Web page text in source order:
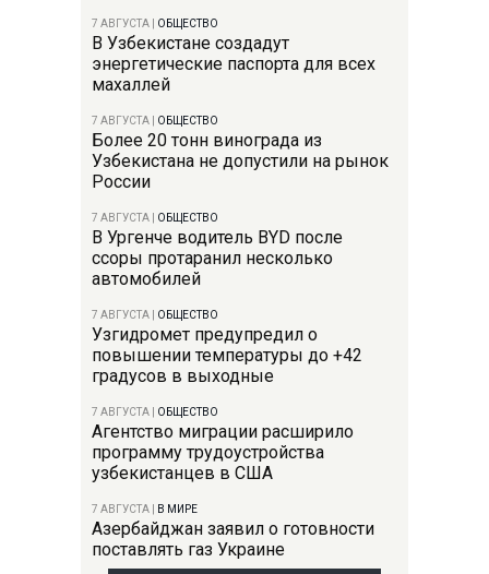
7 АВГУСТА ОБЩЕСТВО
В Узбекистане создадут
энергетические паспорта для всех
махаллей
7 АВГУСТА ОБЩЕСТВО
Более 20 тонн винограда из
Узбекистана не допустили на рынок
России
7 АВГУСТА ОБЩЕСТВО
В Ургенче водитель BYD после
ссоры протаранил несколько
автомобилей
7 АВГУСТА ОБЩЕСТВО
Узгидромет предупредил о
повышении температуры до +42
градусов в выходные
7 АВГУСТА ОБЩЕСТВО
Агентство миграции расширило
программу трудоустройства
узбекистанцев в США
7 АВГУСТА В МИРЕ
Азербайджан заявил о готовности
поставлять газ Украине